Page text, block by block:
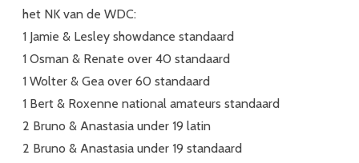
het NK van de WDC:
1 Jamie & Lesley showdance standaard
1 Osman & Renate over 40 standaard
1 Wolter & Gea over 60 standaard
1 Bert & Roxenne national amateurs standaard
2 Bruno & Anastasia under 19 latin
2 Bruno & Anastasia under 19 standaard